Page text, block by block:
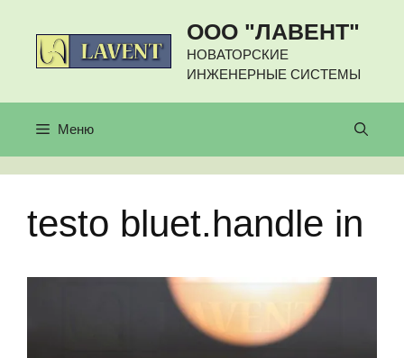
содержимому
ООО "ЛАВЕНТ"
НОВАТОРСКИЕ
ИНЖЕНЕРНЫЕ СИСТЕМЫ
Меню
testo bluet.handle in